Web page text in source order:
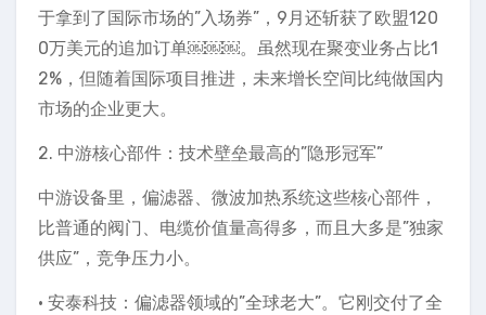
于拿到了国际市场的”入场券”，9月还斩获了欧盟120
0万美元的追加订单￼￼￼。虽然现在聚变业务占比1
2%，但随着国际项目推进，未来增长空间比纯做国内
市场的企业更大。
2. 中游核心部件：技术壁垒最高的”隐形冠军”
中游设备里，偏滤器、微波加热系统这些核心部件，
比普通的阀门、电缆价值量高得多，而且大多是”独家
供应”，竞争压力小。
• 安泰科技：偏滤器领域的”全球老大”。它刚交付了全